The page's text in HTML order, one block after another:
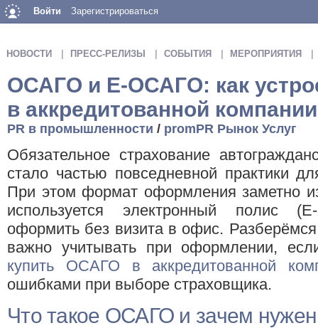
Войти Зарегистрироваться
НОВОСТИ ПРЕСС-РЕЛИЗЫ СОБЫТИЯ МЕРОПРИЯТИЯ
ОСАГО и E-ОСАГО: как
в аккредитованной компании
PR в промышленности / promPR Рынок Услуг
Обязательное страхование
стало частью повседневной практики
При этом формат оформления заметно
используется электронный полис
оформить без визита в офис.
важно учитывать при оформлении,
купить ОСАГО в аккредитованной
ошибками при выборе страховщика.
Что такое ОСАГО и зачем